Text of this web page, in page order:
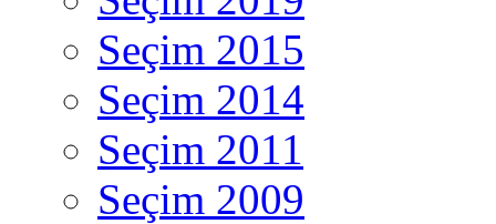
Seçim 2015
Seçim 2014
Seçim 2011
Seçim 2009